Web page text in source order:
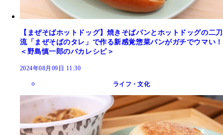
【まぜそばホットドッグ】焼きそばパンとホットドッグの二刀
流「まぜそばのタレ」で作る新感覚惣菜パンがガチでウマい！
＜野島慎一郎のバカレシピ＞
2024年08月09日 11:30
ライフ・文化